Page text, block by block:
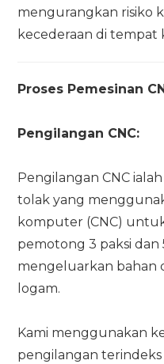
mengurangkan risiko
kecederaan di tempat
Proses Pemesinan
Pengilangan CNC:
Pengilangan CNC
tolak yang
komputer (CNC)
pemotong 3 paksi dan
mengeluarkan bahan
logam.
Kami menggunakan
pengilangan